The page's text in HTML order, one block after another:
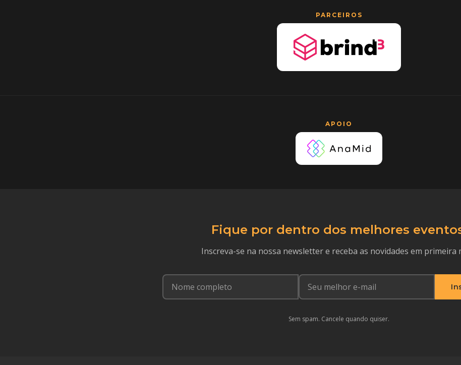
PARCEIROS
APOIO
Fique por dentro dos melhores
Inscreva-se na nossa newsletter e receba as novidades em primeira
Sem spam. Cancele quando quiser.